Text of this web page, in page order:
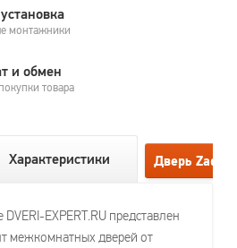
монтажники
и обмен
товара
Характеристики
EXPERT.RU представлен
межкомнатных дверей от